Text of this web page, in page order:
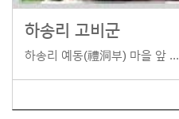
하송리 고비군
하송리 예동(禮洞부) 마을 앞 ...